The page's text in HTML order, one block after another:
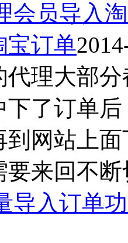
会员导入
宝订单
代理大部
下了订单
到网站上
要来回不断
导入订单